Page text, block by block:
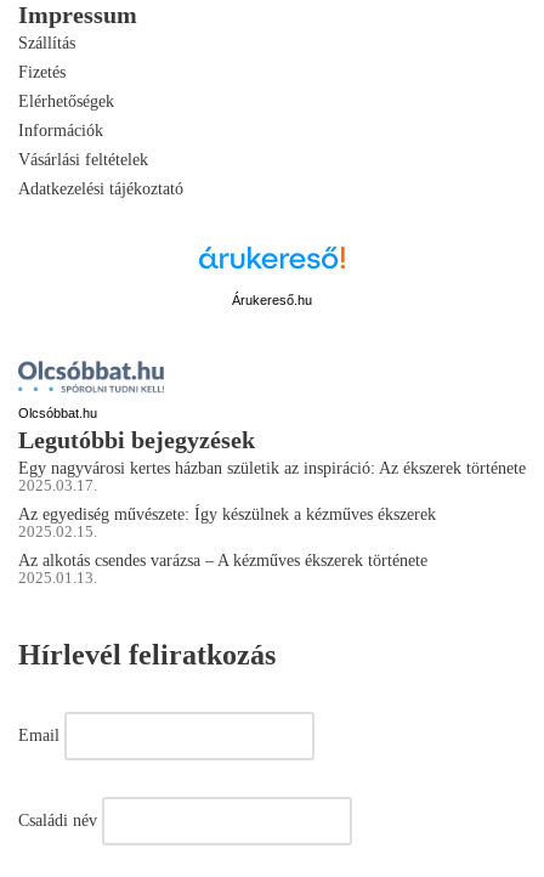
Impressum
Szállítás
Fizetés
Elérhetőségek
Információk
Vásárlási feltételek
Adatkezelési tájékoztató
Árukereső.hu
Olcsóbbat.hu
Legutóbbi bejegyzések
Egy nagyvárosi kertes házban születik az inspiráció: Az ékszerek története
2025.03.17.
Az egyediség művészete: Így készülnek a kézműves ékszerek
2025.02.15.
Az alkotás csendes varázsa – A kézműves ékszerek története
2025.01.13.
Hírlevél feliratkozás
Email
Családi név